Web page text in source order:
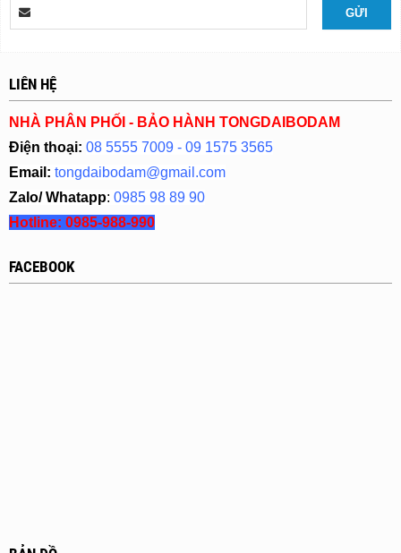
LIÊN HỆ
NHÀ PHÂN PHỐI - BẢO HÀNH TONGDAIBODAM
Điện thoại: 08 5555 7009 - 09 1575 3565
Email: tongdaibodam@gmail.com
Zalo/ Whatapp: 0985 98 89 90
Hotline: 0985-988-990
FACEBOOK